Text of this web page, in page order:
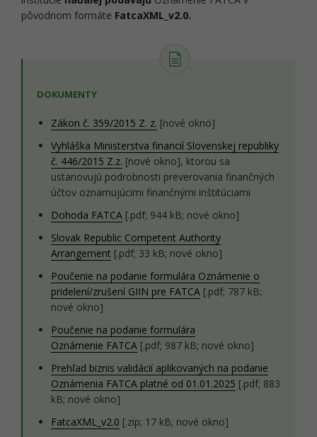
pôvodnom formáte FatcaXML_v2.0.
DOKUMENTY
Zákon č. 359/2015 Z. z. [nové okno]
Vyhláška Ministerstva financií Slovenskej republiky
č. 446/2015 Z.z. [nové okno], ktorou sa
ustanovujú podrobnosti preverovania finančných
účtov oznamujúcimi finančnými inštitúciami
Dohoda FATCA [.pdf; 944 kB; nové okno]
Slovak Republic Competent Authority
Arrangement [.pdf; 33 kB; nové okno]
Poučenie na podanie formulára Oznámenie o
pridelení/zrušení GIIN pre FATCA [.pdf; 787 kB;
nové okno]
Poučenie na podanie formulára
Oznámenie FATCA [.pdf; 987 kB; nové okno]
Prehľad biznis validácií aplikovaných na podanie
Oznámenia FATCA platné od 01.01.2025 [.pdf; 883
kB; nové okno]
FatcaXML_v2.0 [.zip; 17 kB; nové okno]